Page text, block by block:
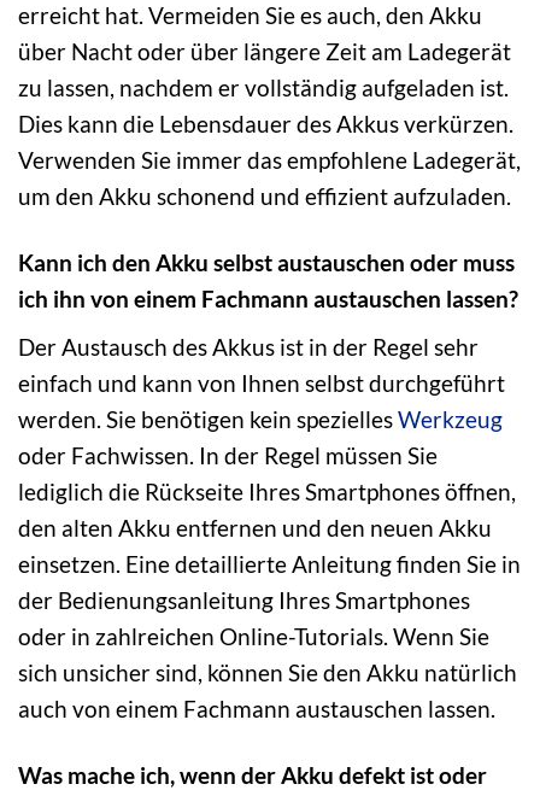
erreicht hat. Vermeiden Sie es auch, den Akku
über Nacht oder über längere Zeit am Ladegerät
zu lassen, nachdem er vollständig aufgeladen ist.
Dies kann die Lebensdauer des Akkus verkürzen.
Verwenden Sie immer das empfohlene Ladegerät,
um den Akku schonend und effizient aufzuladen.
Kann ich den Akku selbst austauschen oder muss
ich ihn von einem Fachmann austauschen lassen?
Der Austausch des Akkus ist in der Regel sehr
einfach und kann von Ihnen selbst durchgeführt
werden. Sie benötigen kein speziellesWerkzeug
oder Fachwissen. In der Regel müssen Sie
lediglich die Rückseite Ihres Smartphones öffnen,
den alten Akku entfernen und den neuen Akku
einsetzen. Eine detaillierte Anleitung finden Sie in
der Bedienungsanleitung Ihres Smartphones
oder in zahlreichen Online-Tutorials. Wenn Sie
sich unsicher sind, können Sie den Akku natürlich
auch von einem Fachmann austauschen lassen.
Was mache ich, wenn der Akku defekt ist oder